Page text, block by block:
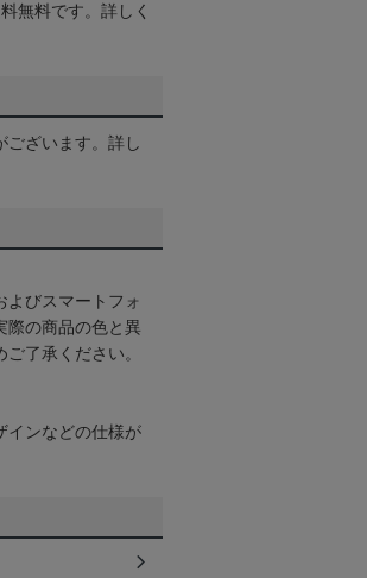
無料です。詳しく
ございます。詳し
よびスマートフォ
際の商品の色と異
了承ください。
インなどの仕様が